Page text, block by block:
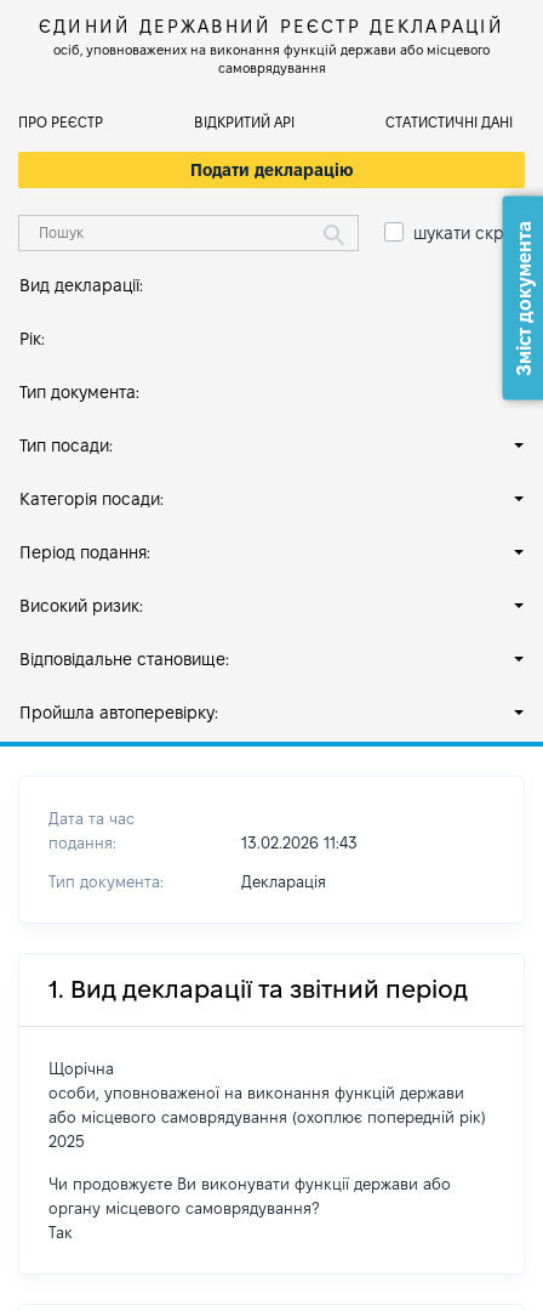
ЄДИНИЙ ДЕРЖАВНИЙ РЕЄСТР ДЕКЛАРАЦІЙ
осіб, уповноважених на виконання функцій держави або місцевого
самоврядування
ПРО РЕЄСТР ВІДКРИТИЙ АРІ СТАТИСТИЧНІ ДАНІ
Подати декларацію
шукати скрізь
Вид декларації:
Рік:
Тип документа:
Тип посади:
Категорія посади:
Період подання:
Високий ризик:
Відповідальне становище:
Пройшла автоперевірку:
Дата та час
подання:
13.02.2026 11:43
Тип документа: Декларація
1. Вид декларації та звітний період
Щорічна
особи, уповноваженої на виконання функцій держави
або місцевого самоврядування (охоплює попередній рік)
2025
Чи продовжуєте Ви виконувати функції держави або
органу місцевого самоврядування?
Так
Зміст документа